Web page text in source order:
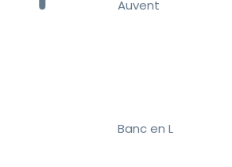
Auvent
Banc en L